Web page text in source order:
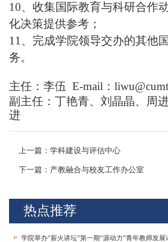
10、 收集国际教育与科研合作
化决策提供参考；
11、 完成学院领导交办的其他
务。
主任：李伍 E-mail：
副主任：丁艳青、刘晶晶、周
进
上一篇：学科建设与评估中心
下一篇：产教融合与校友工作办公室
热点推荐
学院举办“薪火讲坛”第一期“源动力”青年教师发展